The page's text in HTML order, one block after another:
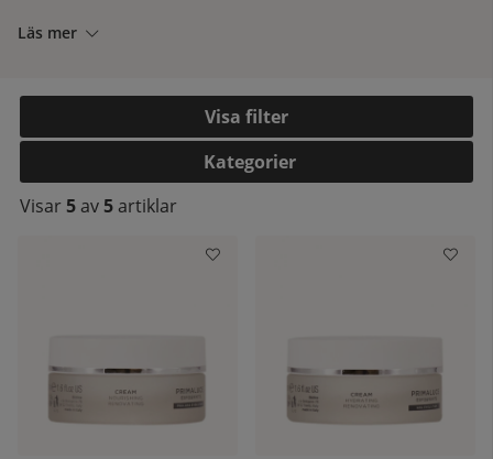
Läs mer
Filtrera
Kategorier
Visar 5av 5artiklar